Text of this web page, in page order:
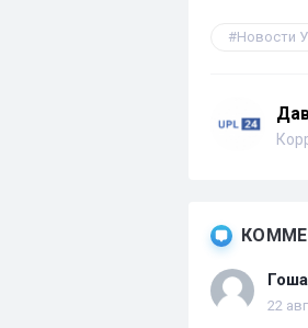
Новости
Гоша
22